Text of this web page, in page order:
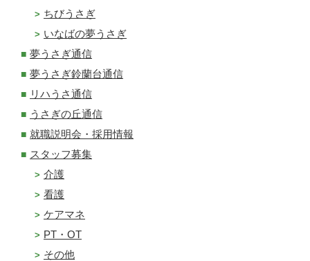
ちびうさぎ
いなばの夢うさぎ
夢うさぎ通信
夢うさぎ鈴蘭台通信
リハうさ通信
うさぎの丘通信
就職説明会・採用情報
スタッフ募集
介護
看護
ケアマネ
PT・OT
その他